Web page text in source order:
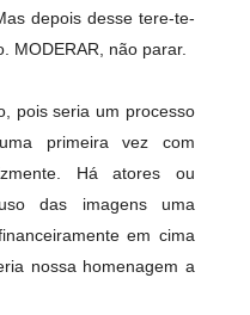
depois desse tere-te-
MODERAR, não parar.
pois seria um processo
primeira vez com
Há atores ou
das imagens uma
em cima
nossa homenagem a